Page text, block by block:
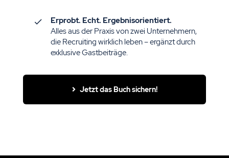
Erprobt. Echt. Ergebnisorientiert.
Alles aus der Praxis von zwei Unternehmern,
die Recruiting wirklich leben – ergänzt durch
exklusive Gastbeiträge.
Jetzt das Buch sichern!